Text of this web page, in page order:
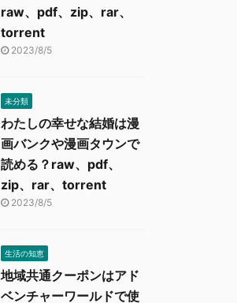
raw、pdf、zip、rar、
torrent
2023/8/5
未分類
わたしの幸せな結婚は漫
画バンクや漫画タウンで
読める？raw、pdf、
zip、rar、torrent
2023/8/5
生活の知恵
地域共通クーポンはアド
ベンチャーワールドで使